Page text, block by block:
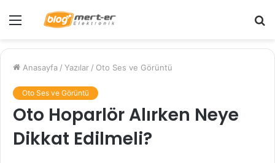
Menü
Anasayfa / Yazılar / Oto Ses ve Görüntü
Oto Ses ve Görüntü
Oto Hoparlör Alırken Neye
Dikkat Edilmeli?